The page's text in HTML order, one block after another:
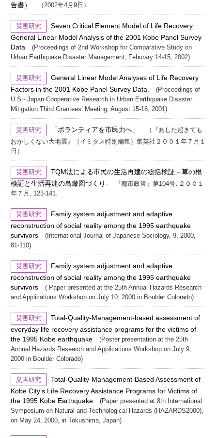
告書）
（2002年4月9日）
災害研究
Seven Critical Element Model of Life Recovery:
General Linear Model Analysis of the 2001 Kobe Panel Survey
Data
(Proceedings of 2nd Workshop for Comparative Study on
Urban Earthquake Disaster Management, Feburary 14-15, 2002)
災害研究
General Linear Model Analyses of Life Recovery
Factors in the 2001 Kobe Panel Survey Data.
(Proceedings of
U.S.- Japan Cooperative Research in Urban Earthquake Disaster
Mitigation Third Grantees’ Meeting, August 15-16, 2001).
災害研究 「ボランティアを市民力へ」
（『あした起きても
おかしくない大地震』（イミダス特別編集）集英社２００１年７月１
日）
災害研究
TQM法による市民の生活再建の総括検証－草の根
検証と生活再建の鳥瞰図づくり-
『都市政策』第104号､２００１
年７月, 123-141.
災害研究
Family system adjustment and adaptive
reconstruction of social reality among the 1995 earthquake
survivors
(International Journal of Japanese Sociology, 9, 2000,
81-110)
災害研究
Family system adjustment and adaptive
reconstruction of social reality among the 1995 earthquake
survivors
( Paper presented at the 25th Annual Hazards Research
and Applications Workshop on July 10, 2000 in Boulder Colorado)
災害研究
Total-Quality-Management-based assessment of
everyday life recovery assistance programs for the victims of
the 1995 Kobe earthquake
(Poster presentation at the 25th
Annual Hazards Research and Applications Workshop on July 9,
2000 in Boulder Colorado)
災害研究
Total-Quality-Management-Based Assessment of
Kobe City’s Life Recovery Assistance Programs for Victims of
the 1995 Kobe Earthquake
(Paper presented at 8th International
Symposium on Natural and Technological Hazards (HAZARDS2000),
on May 24, 2000, in Tokushima, Japan)